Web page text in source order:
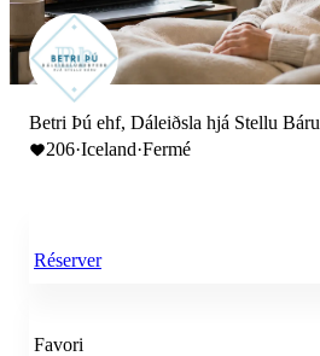
Betri Þú ehf, Dáleiðsla hjá Stellu Báru
206·Iceland·Fermé
Réserver
Favori